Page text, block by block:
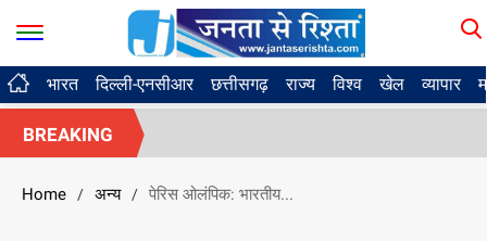
भारत दिल्ली-एनसीआर छत्तीसगढ़ राज्य विश्व खेल व्यापार
BREAKING
Home / अन्य / पेरिस ओलंपिक: भारतीय...